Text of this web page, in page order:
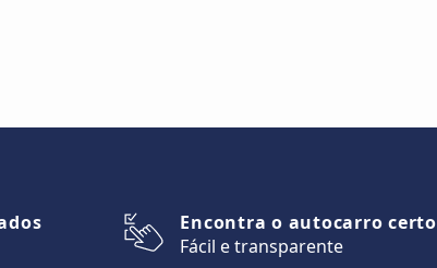
Encontra o autocarro certo
Fácil e transparente